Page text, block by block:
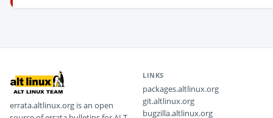
errata.altlinux.org is an open
LINKS
packages.altlinux.org
git.altlinux.org
bugzilla.altlinux.org